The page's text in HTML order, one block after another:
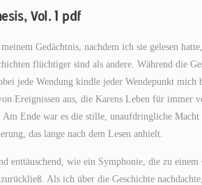
Vol. 1 pdf
Gedächtnis, nachdem ich sie gelesen
flüchtiger sind als andere. Während die
jede Wendung kindle jeder Wendepunkt mich
Ereignissen aus, die Karens Leben für immer
Ende war es die stille, unaufdringliche Macht
das lange nach dem Lesen anhielt.
enttäuschend, wie ein Symphonie, die zu
Als ich über die Geschichte